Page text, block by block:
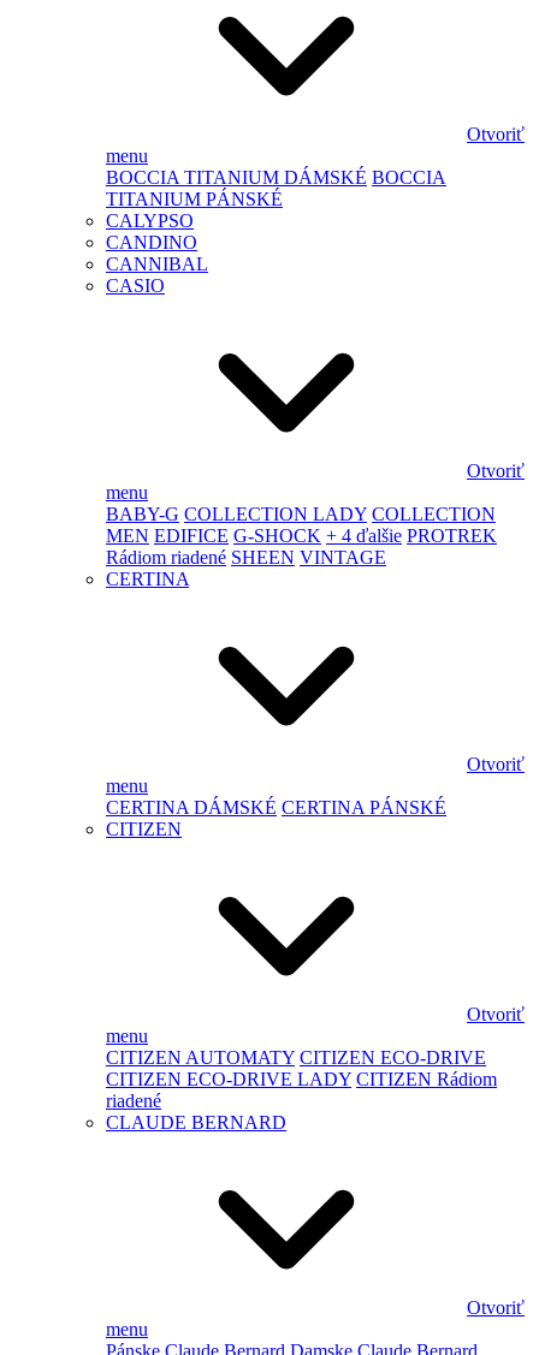
Otvoriť
menu
BOCCIA TITANIUM DÁMSKÉ BOCCIA
TITANIUM PÁNSKÉ
CALYPSO
CANDINO
CANNIBAL
CASIO
Otvoriť
menu
BABY-G COLLECTION LADY COLLECTION
MEN EDIFICE G-SHOCK + 4 ďalšie PROTREK
Rádiom riadené SHEEN VINTAGE
CERTINA
Otvoriť
menu
CERTINA DÁMSKÉ CERTINA PÁNSKÉ
CITIZEN
Otvoriť
menu
CITIZEN AUTOMATY CITIZEN ECO-DRIVE
CITIZEN ECO-DRIVE LADY CITIZEN Rádiom
riadené
CLAUDE BERNARD
Otvoriť
menu
Pánske Claude Bernard Damske Claude Bernard